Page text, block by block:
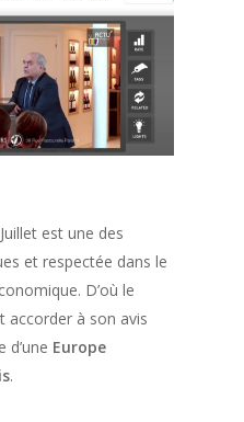
est une des
et respectée dans le
D’où le
accorder à son avis
d’une Europe
.